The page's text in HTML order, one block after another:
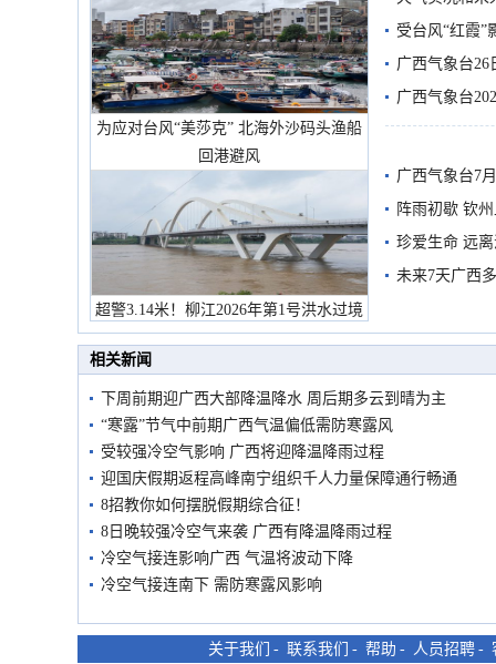
为应对台风“美莎克” 北海外沙码头渔船
回港避风
超警3.14米！柳江2026年第1号洪水过境
市民在堤岸见证汛况
受台风“红霞”
有较强降雨
广西气象台26
广西气象台
预警
广西气象台7
阵雨初歇 钦
珍爱生命 远
未来7天广西
相关新闻
下周前期迎广西大部降温降水 周后期多云到晴为主
“寒露”节气中前期广西气温偏低需防寒露风
受较强冷空气影响 广西将迎降温降雨过程
迎国庆假期返程高峰南宁组织千人力量保障通行畅通
8招教你如何摆脱假期综合征！
8日晚较强冷空气来袭 广西有降温降雨过程
冷空气接连影响广西 气温将波动下降
冷空气接连南下 需防寒露风影响
关于我们 - 联系我们 - 帮助 - 人员招聘 -